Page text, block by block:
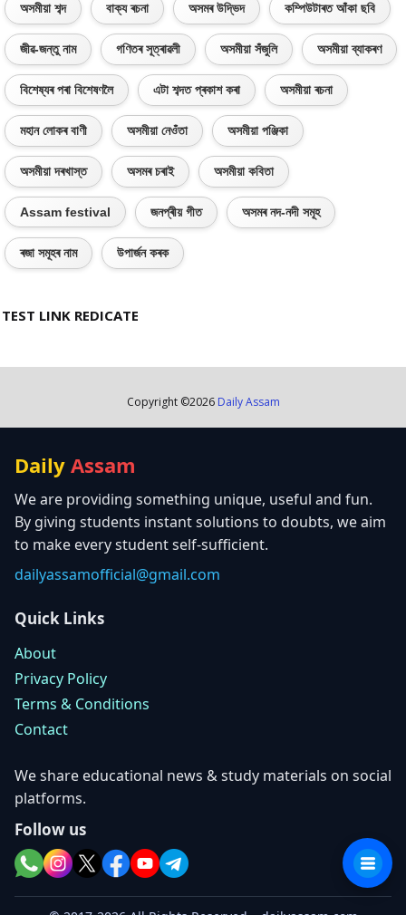
অসমীয়া শব্দ বাক্য ৰচনা অসমৰ উদ্ভিদ কম্পিউটাৰত আঁকা ছবি
জীৱ-জন্তু নাম গণিতৰ সূত্ৰাৱলী অসমীয়া সঁজুলি অসমীয়া ব্যাকৰণ
বিশেষ্যৰ পৰা বিশেষণলৈ এটা শব্দত প্ৰকাশ কৰা অসমীয়া ৰচনা
মহান লোকৰ বাণী অসমীয়া নেওঁতা অসমীয়া পঞ্জিকা
অসমীয়া দৰখাস্ত অসমৰ চৰাই অসমীয়া কবিতা
Assam festival জনপ্ৰীয় গীত অসমৰ নদ-নদী সমূহ
ৰজা সমূহৰ নাম উপাৰ্জন কৰক
TEST LINK REDICATE
Copyright ©2026 Daily Assam
Daily Assam
We are providing something unique, useful and fun.
By giving students instant solutions to doubts, we aim
to make every student self-sufficient.
dailyassamofficial@gmail.com
Quick Links
About
Privacy Policy
Terms & Conditions
Contact
We share educational news & study materials on social
platforms.
Follow us